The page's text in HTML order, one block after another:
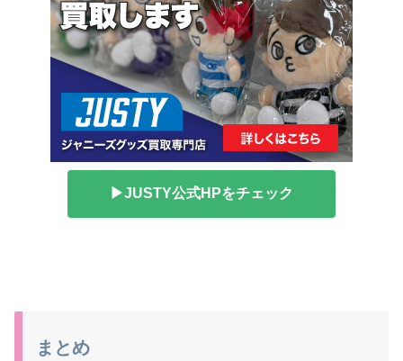
▶JUSTY公式HPをチェック
まとめ